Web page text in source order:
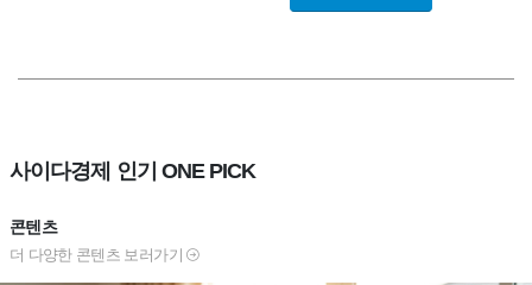
사이다경제 인기 ONE PICK
콘텐츠
더 다양한 콘텐츠 보러가기